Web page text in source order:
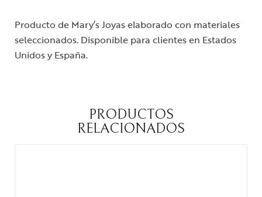
Producto de Mary’s Joyas elaborado con materiales
seleccionados. Disponible para clientes en Estados
Unidos y España.
PRODUCTOS
RELACIONADOS